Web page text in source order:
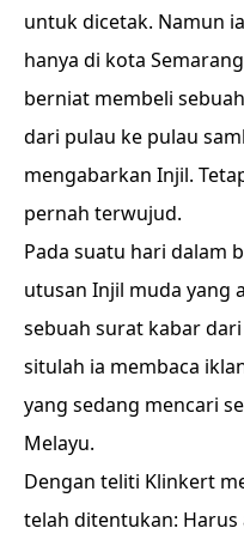
untuk dicetak. Namun
hanya di kota
berniat membeli
dari pulau ke pulau
mengabarkan Injil.
pernah terwujud.
Pada suatu hari dalam
utusan Injil muda yang
sebuah surat kabar
situlah ia membaca
yang sedang mencari
Melayu.
Dengan teliti Klinkert
telah ditentukan: